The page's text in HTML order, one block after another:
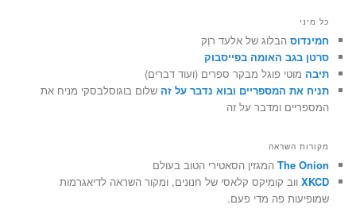
כל מיני
חמינדוס הבלוג של אלעד רוֶק
סרטן בגב האומה בפייסבוק
תיבה מוטי פוגל מבקר ספרים (ועוד דברים)
תניח את המספריים ובוא נדבר על זה שלום בוגוסלבסקי מניח את
המספריים ומדבר על זה
מקורות השראה
The Onion המגזין הסאטירי הטוב בעולם
XKCD ווב קומיקס קלאסי של חנונים, ומקור השראה לדיאגרמות
שמופיעות פה מדי פעם.